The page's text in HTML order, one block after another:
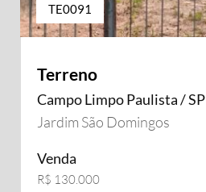
TE0091
Terreno
Campo Limpo Paulista / SP
Jardim São Domingos
Venda
R$ 130.000